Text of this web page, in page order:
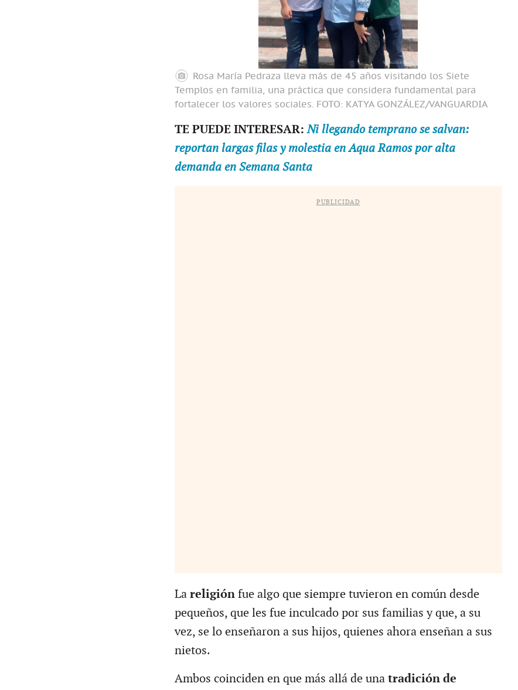
Rosa María Pedraza lleva más de 45 años visitando los Siete
Templos en familia, una práctica que considera fundamental para
fortalecer los valores sociales. FOTO: KATYA GONZÁLEZ/VANGUARDIA
TE PUEDE INTERESAR:Ni llegando temprano se salvan:
reportan largas filas y molestia en Aqua Ramos por alta
demanda en Semana Santa
PUBLICIDAD
La religión fue algo que siempre tuvieron en común desde
pequeños, que les fue inculcado por sus familias y que, a su
vez, se lo enseñaron a sus hijos, quienes ahora enseñan a sus
nietos.
Ambos coinciden en que más allá de una tradición de